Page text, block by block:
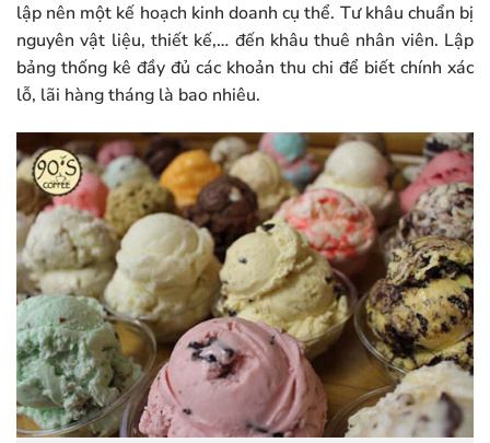
lập nên một kế hoạch kinh doanh cụ thể. Tư khâu chuẩn bị
nguyên vật liệu, thiết kế,… đến khâu thuê nhân viên. Lập
bảng thống kê đầy đủ các khoản thu chi để biết chính xác
lỗ, lãi hàng tháng là bao nhiêu.